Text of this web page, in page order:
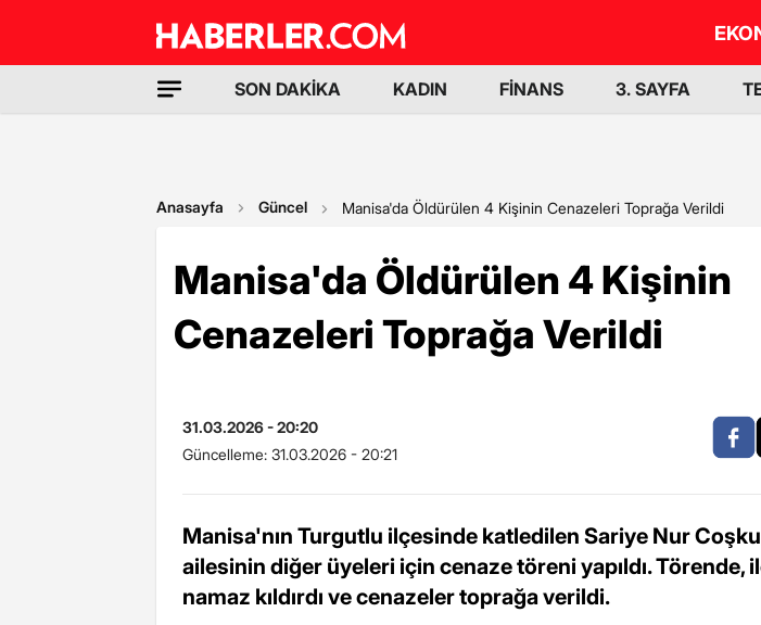
SON DAKİKA KADIN FİNANS 3. SAYFA
Anasayfa Güncel Manisa'da Öldürülen 4 Kişinin Cenazeleri Toprağa Verildi
Manisa'da Öldürülen 4 Kişinin
Cenazeleri Toprağa Verildi
31.03.2026 - 20:20
Güncelleme: 31.03.2026 - 20:21
Manisa'nın Turgutlu ilçesinde katledilen Sariye Nur
ailesinin diğer üyeleri için cenaze töreni yapıldı. Törende,
namaz kıldırdı ve cenazeler toprağa verildi.